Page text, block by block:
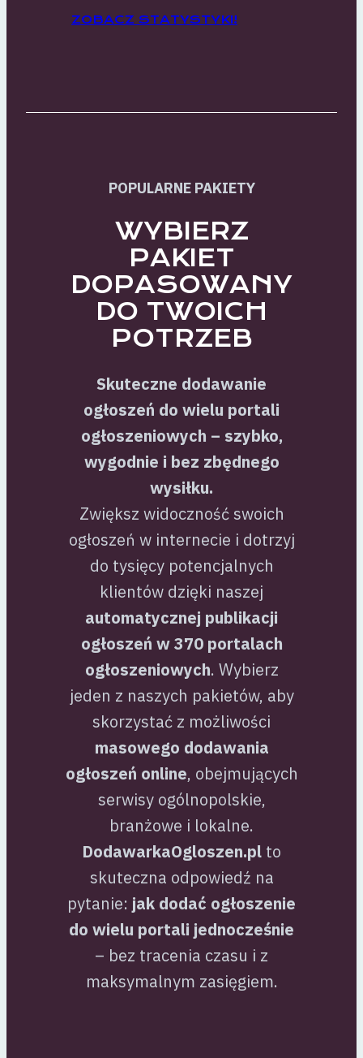
ZOBACZ STATYSTYKI!
POPULARNE PAKIETY
WYBIERZ
PAKIET
DOPASOWANY
DO TWOICH
POTRZEB
Skuteczne dodawanie
ogłoszeń do wielu portali
ogłoszeniowych – szybko,
wygodnie i bez zbędnego
wysiłku.
Zwiększ widoczność swoich
ogłoszeń w internecie i dotrzyj
do tysięcy potencjalnych
klientów dzięki naszej
automatycznej publikacji
ogłoszeń w 370 portalach
ogłoszeniowych. Wybierz
jeden z naszych pakietów, aby
skorzystać z możliwości
masowego dodawania
ogłoszeń online, obejmujących
serwisy ogólnopolskie,
branżowe i lokalne.
DodawarkaOgloszen.pl to
skuteczna odpowiedź na
pytanie: jak dodać ogłoszenie
do wielu portali jednocześnie
– bez tracenia czasu i z
maksymalnym zasięgiem.